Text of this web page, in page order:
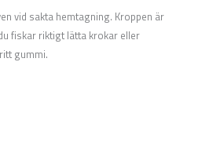
vid sakta hemtagning. Kroppen är
fiskar riktigt lätta krokar eller
gummi.